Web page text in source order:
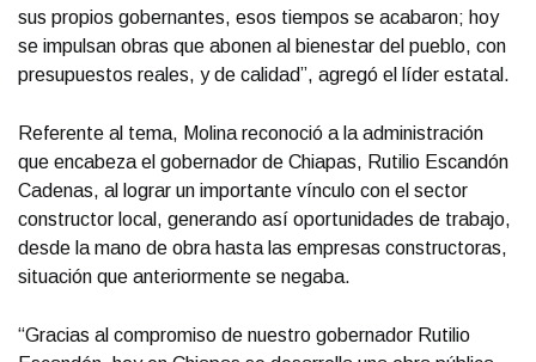
sus propios gobernantes, esos tiempos se acabaron; hoy
se impulsan obras que abonen al bienestar del pueblo, con
presupuestos reales, y de calidad”, agregó el líder estatal.
Referente al tema, Molina reconoció a la administración
que encabeza el gobernador de Chiapas, Rutilio Escandón
Cadenas, al lograr un importante vínculo con el sector
constructor local, generando así oportunidades de trabajo,
desde la mano de obra hasta las empresas constructoras,
situación que anteriormente se negaba.
“Gracias al compromiso de nuestro gobernador Rutilio